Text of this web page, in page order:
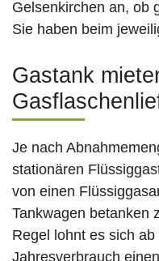
Gelsenkirchen an, ob
Sie haben beim
Gastank
Je nach
stationären
von einen
Tankwagen betanken
Regel lohnt es sich
Jahresverbrauch